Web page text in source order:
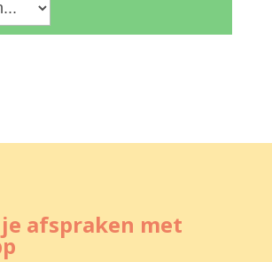
afspraken met